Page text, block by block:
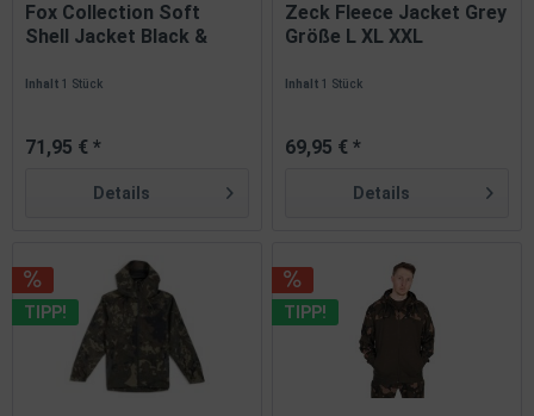
Fox Collection Soft
Shell Jacket Black &
Inhalt1 Stück
71,95 € *
Details
Zeck Fleece Jacket Grey
Größe L XL XXL
Inhalt1 Stück
69,95 € *
Details
TIPP! TIPP!